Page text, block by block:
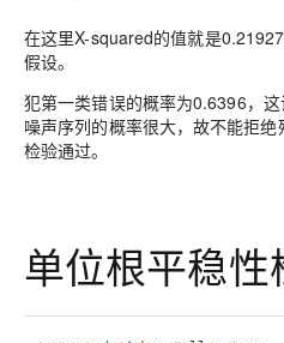
在这里X-squared的值就是
假设。
犯第一类错误的概率为0.6396，
噪声序列的概率很大，故不能拒绝
检验通过。
单位根平稳性